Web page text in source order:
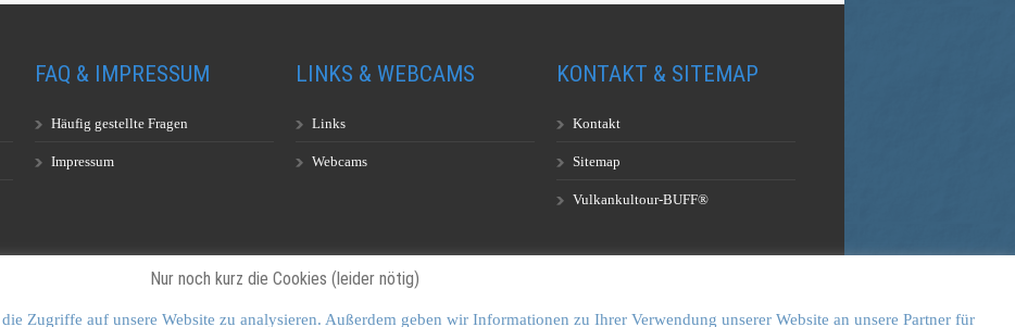
FAQ & IMPRESSUM
Häufig gestellte Fragen
Impressum
LINKS & WEBCAMS
Links
Webcams
KONTAKT & SITEMAP
Kontakt
Sitemap
Vulkankultour-BUFF®
Vulkankultour Goldstein & Schmid GbR • Planegger Str. 12A • 81241 München
Nur noch kurz die Cookies (leider nötig)
Zugriffe auf unsere Website zu analysieren. Außerdem geben wir Informationen zu Ihrer Verwendung unserer Website an unsere Partner für